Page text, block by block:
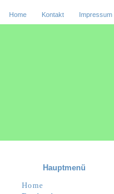
Home Kontakt Impressum
Hauptmenü
Home